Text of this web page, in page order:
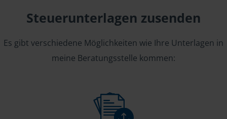
Steuerunterlagen zusenden
Es gibt verschiedene Möglichkeiten wie Ihre Unterlagen in
meine Beratungsstelle kommen: